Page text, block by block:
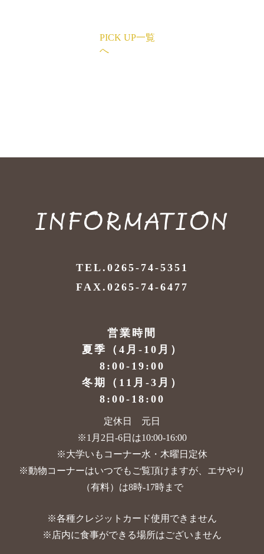
PICK UP一覧
へ
INFORMATION
TEL.0265-74-5351
FAX.0265-74-6477
営業時間
夏季（4月-10月）
8:00-19:00
冬期（11月-3月）
8:00-18:00
定休日 元日
※1月2日-6日は10:00-16:00
※大学いもコーナー水・木曜日定休
※動物コーナーはいつでもご覧頂けますが、 エサやり
（有料）は8時-17時まで
※各種クレジットカード使用できません
※店内に食事ができる場所はございません